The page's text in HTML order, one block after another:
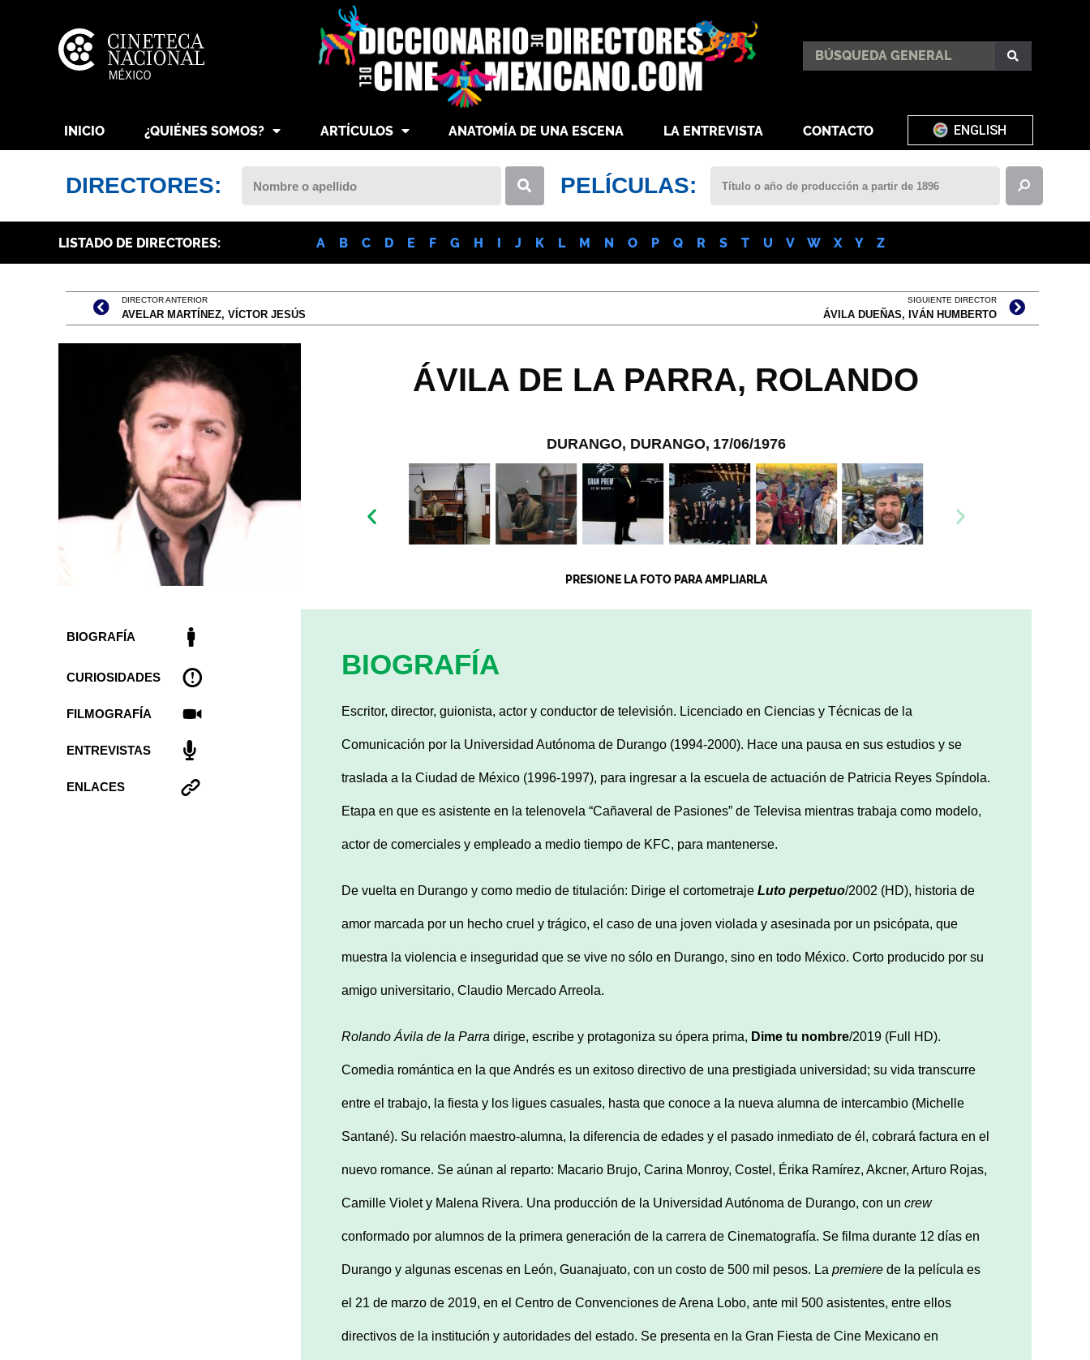
INICIO ¿QUIÉNES SOMOS? ARTÍCULOS ANATOMÍA DE UNA ESCENA LA ENTREVISTA CONTACTO ENGLISH
DIRECTORES: PELÍCULAS:
LISTADO DE DIRECTORES: A B C D E F G H I J K L M N O P Q R S T U V W X Y Z
DIRECTOR ANTERIOR
AVELAR MARTÍNEZ, VÍCTOR JESÚS
SIGUIENTE DIRECTOR
ÁVILA DUEÑAS, IVÁN HUMBERTO
BIOGRAFÍA
CURIOSIDADES
FILMOGRAFÍA
ENTREVISTAS
ENLACES
ÁVILA DE LA PARRA, ROLANDO
DURANGO, DURANGO, 17/06/1976
PRESIONE LA FOTO PARA AMPLIARLA
BIOGRAFÍA
Escritor, director, guionista, actor y conductor de televisión. Licenciado en Ciencias y Técnicas de la
Comunicación por la Universidad Autónoma de Durango (1994-2000). Hace una pausa en sus estudios y se
traslada a la Ciudad de México (1996-1997), para ingresar a la escuela de actuación de Patricia Reyes Spíndola.
Etapa en que es asistente en la telenovela “Cañaveral de Pasiones” de Televisa mientras trabaja como modelo,
actor de comerciales y empleado a medio tiempo de KFC, para mantenerse.
De vuelta en Durango y como medio de titulación: Dirige el cortometraje Luto perpetuo/2002 (HD), historia de
amor marcada por un hecho cruel y trágico, el caso de una joven violada y asesinada por un psicópata, que
muestra la violencia e inseguridad que se vive no sólo en Durango, sino en todo México. Corto producido por su
amigo universitario, Claudio Mercado Arreola.
Rolando Ávila de la Parra dirige, escribe y protagoniza su ópera prima, Dime tu nombre/2019 (Full HD).
Comedia romántica en la que Andrés es un exitoso directivo de una prestigiada universidad; su vida transcurre
entre el trabajo, la fiesta y los ligues casuales, hasta que conoce a la nueva alumna de intercambio (Michelle
Santané). Su relación maestro-alumna, la diferencia de edades y el pasado inmediato de él, cobrará factura en el
nuevo romance. Se aúnan al reparto: Macario Brujo, Carina Monroy, Costel, Érika Ramírez, Akcner, Arturo Rojas,
Camille Violet y Malena Rivera. Una producción de la Universidad Autónoma de Durango, con un crew
conformado por alumnos de la primera generación de la carrera de Cinematografía. Se filma durante 12 días en
Durango y algunas escenas en León, Guanajuato, con un costo de 500 mil pesos. La premiere de la película es
el 21 de marzo de 2019, en el Centro de Convenciones de Arena Lobo, ante mil 500 asistentes, entre ellos
directivos de la institución y autoridades del estado. Se presenta en la Gran Fiesta de Cine Mexicano en